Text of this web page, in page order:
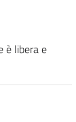
è libera e